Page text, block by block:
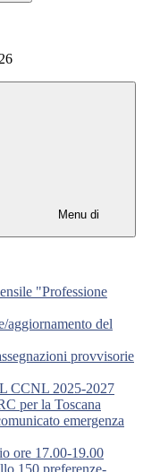
Menu di
"Professione
aggiornamento del
provvisorie
CCNL 2025-2027
per la Toscana
emergenza
ore 17.00-19.00